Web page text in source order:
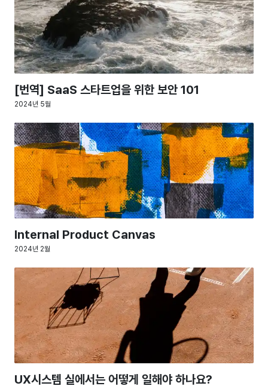
[번역] SaaS 스타트업을 위한 보안 101
2024년 5월
Internal Product Canvas
2024년 2월
UX시스템 실에서는 어떻게 일해야 하나요?